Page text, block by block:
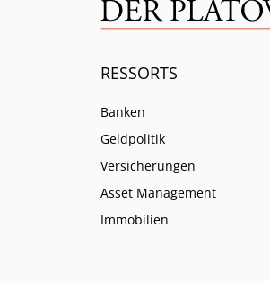
RESSORTS
Banken
Geldpolitik
Versicherungen
Asset Management
Immobilien